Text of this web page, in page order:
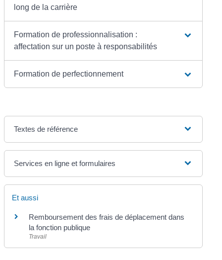
long de la carrière
Formation de professionnalisation :
affectation sur un poste à responsabilités
Formation de perfectionnement
Textes de référence
Services en ligne et formulaires
Et aussi
Remboursement des frais de déplacement dans
la fonction publique
Travail